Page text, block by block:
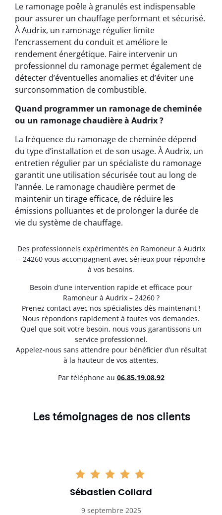
Le ramonage poêle à granulés est indispensable
pour assurer un chauffage performant et sécurisé.
À Audrix, un ramonage régulier limite
l’encrassement du conduit et améliore le
rendement énergétique. Faire intervenir un
professionnel du ramonage permet également de
détecter d’éventuelles anomalies et d’éviter une
surconsommation de combustible.
Quand programmer un ramonage de cheminée
ou un ramonage chaudière à Audrix ?
La fréquence du ramonage de cheminée dépend
du type d’installation et de son usage. À Audrix, un
entretien régulier par un spécialiste du ramonage
garantit une utilisation sécurisée tout au long de
l’année. Le ramonage chaudière permet de
maintenir un tirage efficace, de réduire les
émissions polluantes et de prolonger la durée de
vie du système de chauffage.
Des professionnels expérimentés en Ramoneur à Audrix
– 24260 vous accompagnent avec sérieux pour répondre
à vos besoins.
Besoin d’une intervention rapide et efficace pour
Ramoneur à Audrix – 24260 ?
Prenez contact avec nos spécialistes dès maintenant !
Nous répondons rapidement à toutes vos demandes.
Quel que soit votre besoin, nous vous garantissons un
service professionnel.
Appelez-nous sans attendre pour bénéficier d’un résultat
à la hauteur de vos attentes.
Par téléphone au 06.85.19.08.92
Les témoignages de nos clients
Sébastien Collard
9 septembre 2025